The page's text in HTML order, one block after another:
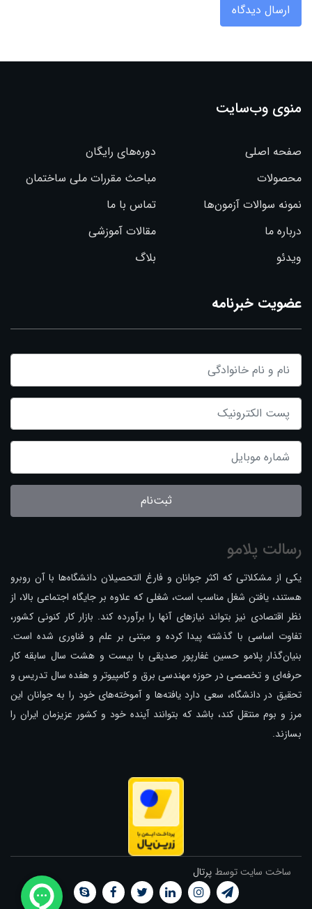
ارسال دیدگاه
منوی وب‌سایت
صفحه اصلی
دوره‌های رایگان
محصولات
مباحث مقررات ملی ساختمان
نمونه سوالات آزمون‌ها
تماس با ما
درباره ما
مقالات آموزشی
ویدئو
بلاگ
عضویت خبرنامه
ثبت‌نام
رسالت پلامو
یکی از مشکلاتی که اکثر جوانان و فارغ التحصیلان دانشگاه‌ها با آن روبرو
هستند، یافتن شغل مناسب است، شغلی که علاوه بر جایگاه اجتماعی بالا، از
نظر اقتصادی نیز بتواند نیازهای آنها را برآورده کند. بازار کار کنونی کشور،
تفاوت اساسی با گذشته پیدا کرده و مبتنی بر علم و فناوری شده است.
بنیان‌گذار پلامو حسین غفارپور صدیقی با بیست و هشت سال سابقه کار
حرفه‌ای و تخصصی در حوزه مهندسی برق و کامپیوتر و هفده سال تدریس و
تحقیق در دانشگاه، سعی دارد یافته‌ها و آموخته‌های خود را به جوانان این
مرز و بوم منتقل کند، باشد که بتوانند آینده خود و کشور عزیزمان ایران را
بسازند.
ساخت سایت توسط پرتال